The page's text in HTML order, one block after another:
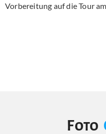
Vorbereitung auf die Tour
Foto